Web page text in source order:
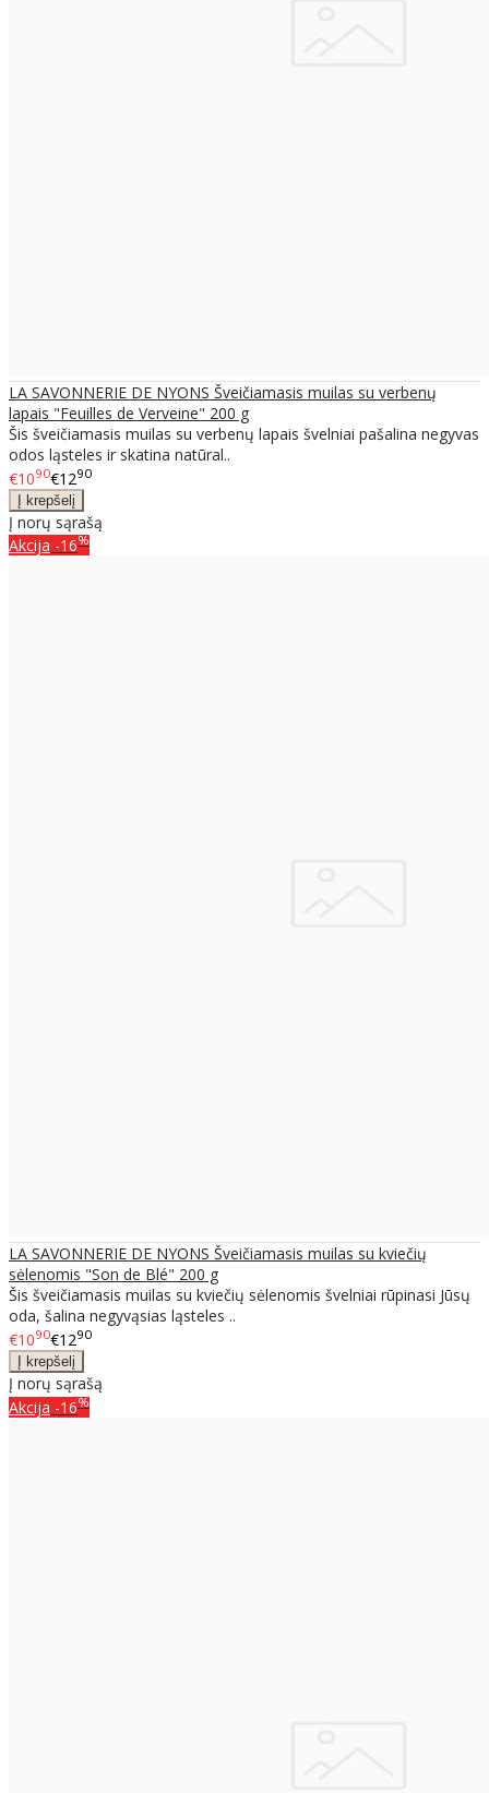
LA SAVONNERIE DE NYONS Šveičiamasis muilas su verbenų
lapais "Feuilles de Verveine" 200 g
Šis šveičiamasis muilas su verbenų lapais švelniai pašalina negyvas
odos ląsteles ir skatina natūral..
€1090€1290
Į norų sąrašą
Akcija -16%
LA SAVONNERIE DE NYONS Šveičiamasis muilas su kviečių
sėlenomis "Son de Blé" 200 g
Šis šveičiamasis muilas su kviečių sėlenomis švelniai rūpinasi Jūsų
oda, šalina negyvąsias ląsteles ..
€1090€1290
Į norų sąrašą
Akcija -16%